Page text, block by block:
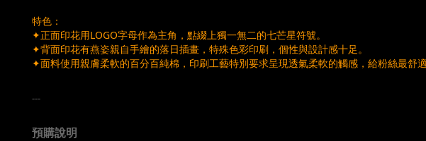
特色：
✦正面印花用LOGO字母作為主角，點綴上獨一無二的七芒星符號。
✦背面印花有燕姿親自手繪的落日插畫，特殊色彩印刷，個性與設計感十足。
✦面料使用親膚柔軟的百分百純棉，印刷工藝特別要求呈現透氣柔軟的觸感，給粉絲最舒適
---
預購說明